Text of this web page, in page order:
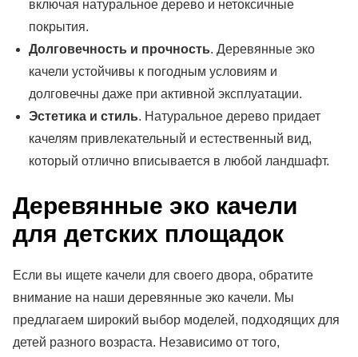
включая натуральное дерево и нетоксичные
покрытия.
Долговечность и прочность. Деревянные эко
качели устойчивы к погодным условиям и
долговечны даже при активной эксплуатации.
Эстетика и стиль. Натуральное дерево придает
качелям привлекательный и естественный вид,
который отлично вписывается в любой ландшафт.
Деревянные эко качели
для детских площадок
Если вы ищете качели для своего двора, обратите
внимание на наши деревянные эко качели. Мы
предлагаем широкий выбор моделей, подходящих для
детей разного возраста. Независимо от того,